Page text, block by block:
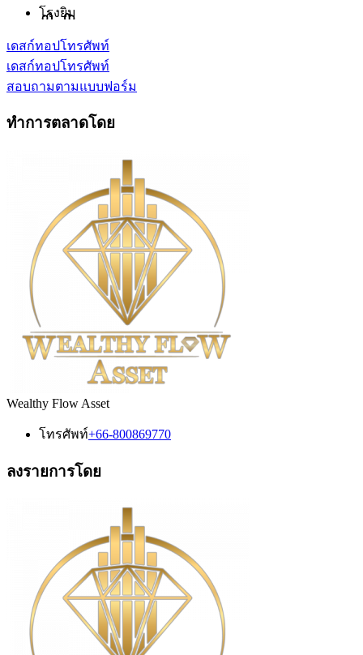
โรงยิม
เดสก์ทอปโทรศัพท์
เดสก์ทอปโทรศัพท์
สอบถามตามแบบฟอร์ม
ทำการตลาดโดย
Wealthy Flow Asset
โทรศัพท์+66-800869770
ลงรายการโดย